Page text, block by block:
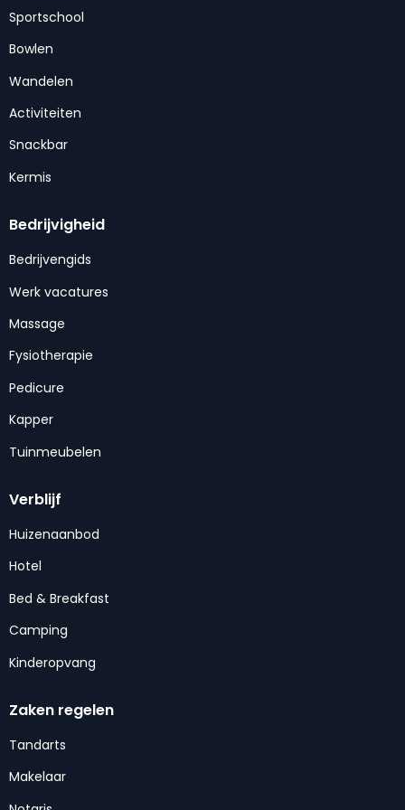
Sportschool
Bowlen
Wandelen
Activiteiten
Snackbar
Kermis
Bedrijvigheid
Bedrijvengids
Werk vacatures
Massage
Fysiotherapie
Pedicure
Kapper
Tuinmeubelen
Verblijf
Huizenaanbod
Hotel
Bed & Breakfast
Camping
Kinderopvang
Zaken regelen
Tandarts
Makelaar